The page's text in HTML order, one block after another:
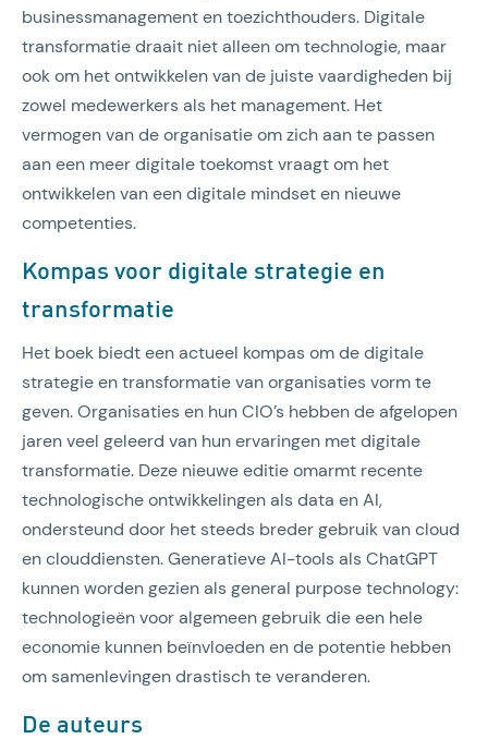
businessmanagement en toezichthouders. Digitale
transformatie draait niet alleen om technologie, maar
ook om het ontwikkelen van de juiste vaardigheden bij
zowel medewerkers als het management. Het
vermogen van de organisatie om zich aan te passen
aan een meer digitale toekomst vraagt om het
ontwikkelen van een digitale mindset en nieuwe
competenties.
Kompas voor digitale strategie en
transformatie
Het boek biedt een actueel kompas om de digitale
strategie en transformatie van organisaties vorm te
geven. Organisaties en hun CIO’s hebben de afgelopen
jaren veel geleerd van hun ervaringen met digitale
transformatie. Deze nieuwe editie omarmt recente
technologische ontwikkelingen als data en AI,
ondersteund door het steeds breder gebruik van cloud
en clouddiensten. Generatieve AI-tools als ChatGPT
kunnen worden gezien als general purpose technology:
technologieën voor algemeen gebruik die een hele
economie kunnen beïnvloeden en de potentie hebben
om samenlevingen drastisch te veranderen.
De auteurs